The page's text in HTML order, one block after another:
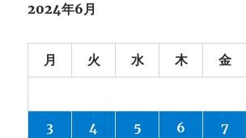
2024年6月
月 火 水 木 金
3 4 5 6 7